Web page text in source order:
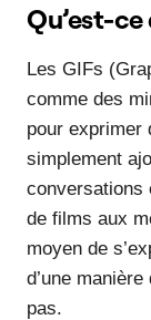
Qu’est-ce
Les GIFs
comme des
pour exprimer
simplement
conversations
de films aux
moyen de
d’une
pas.